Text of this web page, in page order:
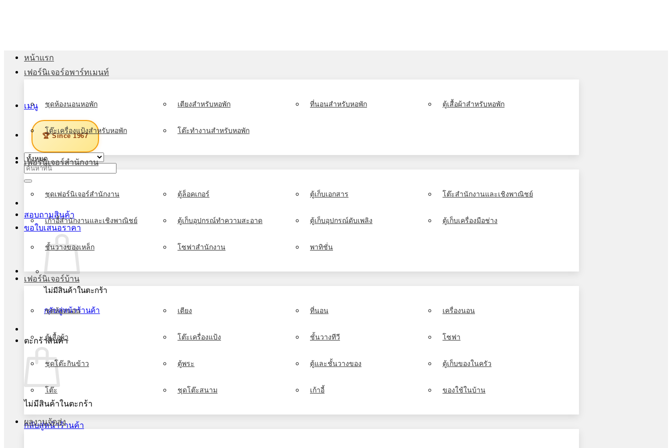
เมนู
🏆 Since 1967
ค้นหา:
สอบถามสินค้า
ขอใบเสนอราคา
ไม่มีสินค้าในตะกร้า
กลับสู่หน้าร้านค้า
ตะกร้าสินค้า
ไม่มีสินค้าในตะกร้า
กลับสู่หน้าร้านค้า
หน้าแรก
เฟอร์นิเจอร์อพาร์ทเมนท์
ชุดห้องนอนหอพัก เตียงสำหรับหอพัก ที่นอนสำหรับหอพัก ตู้เสื้อผ้าสำหรับหอพัก
โต๊ะเครื่องแป้งสำหรับหอพัก โต๊ะทำงานสำหรับหอพัก
เฟอร์นิเจอร์สำนักงาน
ชุดเฟอร์นิเจอร์สำนักงาน ตู้ล็อคเกอร์ ตู้เก็บเอกสาร โต๊ะสำนักงานและเชิงพาณิชย์
เก้าอี้สำนักงานและเชิงพาณิชย์ ตู้เก็บอุปกรณ์ทำความสะอาด ตู้เก็บอุปกรณ์ดับเพลิง ตู้เก็บเครื่องมือช่าง
ชั้นวางของเหล็ก โซฟาสำนักงาน พาทิชั่น
เฟอร์นิเจอร์บ้าน
ชุดห้องนอน เตียง ที่นอน เครื่องนอน
ตู้เสื้อผ้า โต๊ะเครื่องแป้ง ชั้นวางทีวี โซฟา
ชุดโต๊ะกินข้าว ตู้พระ ตู้และชั้นวางของ ตู้เก็บของในครัว
โต๊ะ ชุดโต๊ะสนาม เก้าอี้ ของใช้ในบ้าน
ผลงานจัดส่ง